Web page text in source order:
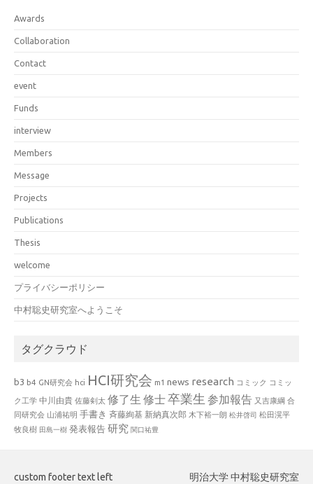
Awards
Collaboration
Contact
event
Funds
interview
Members
Message
Projects
Publications
Thesis
welcome
プライバシーポリシー
中村聡史研究室へようこそ
タグクラウド
b3 b4 GN研究会 hci HCI研究会 m1 news research コミック コミッ
ク工学 中川由貴 佐藤剣太 修了生 修士卒業生 参加報告 又吉康綱 合
同研究会 山浦祐明 手書き 斉藤絢基 新納真次郎 木下裕一朗 松井啓司 松田滉平
牧良樹 田島一樹 発表報告 研究 関口祐豊
custom footer text left 明治大学 中村聡史研究室